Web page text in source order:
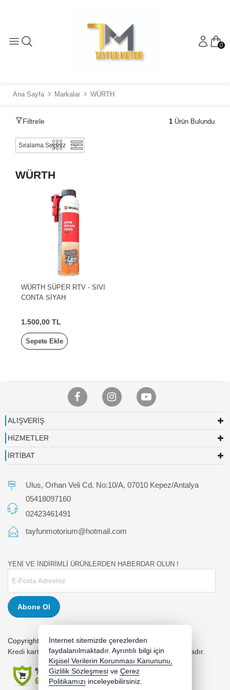
0
Ana Sayfa Markalar WÜRTH
Filtrele 1 Ürün Bulundu
WÜRTH
WÜRTH SÜPER RTV - SIVI
CONTA SİYAH
1.500,00 TL
Sepete Ekle
ALIŞVERİŞ
HİZMETLER
İRTİBAT
Ulus, Orhan Veli Cd. No:10/A, 07010 Kepez/Antalya
05418097160
02423461491
tayfunmotorium@hotmail.com
YENİ VE İNDİRİMLİ ÜRÜNLERDEN HABERDAR OLUN !
Abone Ol
Copyright 2026 tayfunmotor.com - Tüm hakları saklıdır.
Kredi kartı bilgileriniz 256bit SSL sertifikası ile korunmaktadır.
İnternet sitemizde çerezlerden
faydalanılmaktadır. Ayrıntılı bilgi için
Kişisel Verilerin Korunması Kanununu,
Gizlilik Sözleşmesi ve Çerez
Politikamızı inceleyebilirsiniz.